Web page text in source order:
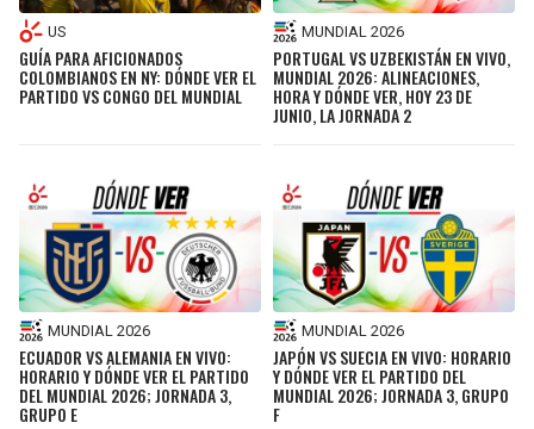
US
GUÍA PARA AFICIONADOS
COLOMBIANOS EN NY: DÓNDE VER EL
PARTIDO VS CONGO DEL MUNDIAL
MUNDIAL 2026
PORTUGAL VS UZBEKISTÁN EN VIVO,
MUNDIAL 2026: ALINEACIONES,
HORA Y DÓNDE VER, HOY 23 DE
JUNIO, LA JORNADA 2
MUNDIAL 2026
ECUADOR VS ALEMANIA EN VIVO:
HORARIO Y DÓNDE VER EL PARTIDO
DEL MUNDIAL 2026; JORNADA 3,
GRUPO E
MUNDIAL 2026
JAPÓN VS SUECIA EN VIVO: HORARIO
Y DÓNDE VER EL PARTIDO DEL
MUNDIAL 2026; JORNADA 3, GRUPO
F